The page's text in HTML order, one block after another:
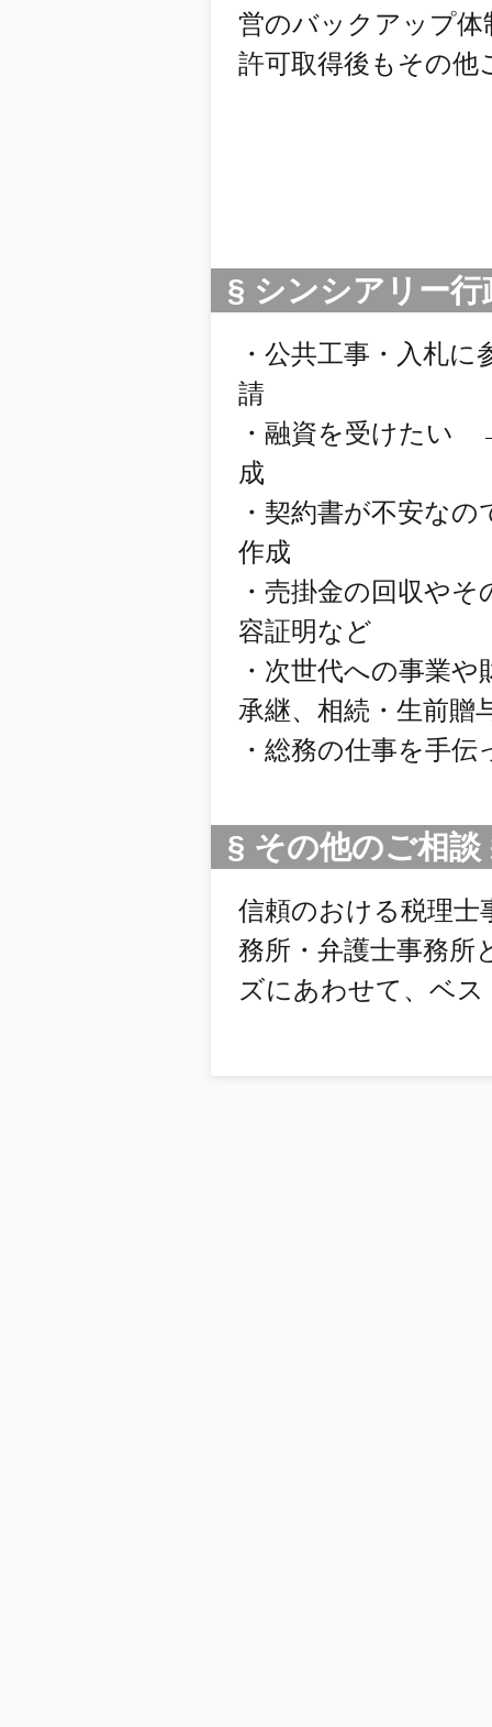
営のバックアップ体
許可取得後もその他
§ シンシアリー
・公共工事・入札
請
・融資を受けたい
成
・契約書が不安な
作成
・売掛金の回収や
容証明など
・次世代への事業
承継、相続・生前贈
・総務の仕事を手
§ その他のご相談
信頼のおける税理士
務所・弁護士事務所
ズにあわせて、ベ